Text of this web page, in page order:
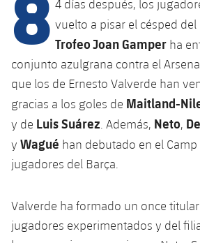
plusicon
más
Instalaciones
Spotify Camp Nou
Palau Blaugrana
Barça Cafe
SUB13
SUB12
SUB11 A
SUB11 B
SUB10 A
SUB10 B
SUB9 A
SUB13 B
SUB12 C
SUB11 C
Entradas
Gameday Shows
Resultados
Clasificación
Fotos
Base
Barça Atlètic
Junior
Cadete A
Cadete B
Campus Verano
Primer Equipo
plusicon
más
Actualidad
Calendario
Resultados
Barça Atlètic
plusicon
más
Resultados
Base
plusicon
más
Juvenil
PLUSICON
MÁS
Primer equipo
plusicon
más
4 días después, los
vuelto a pisar el césped del
Trofeo Joan Gamper ha
conjunto azulgrana contra el
que los de Ernesto Valverde han
gracias a los goles de Maitland-
y de LuisSuárez . Además, Neto, De
y Wagué han debutado en el
jugadores del Barça.
Valverde ha formado un once
jugadores experimentados y del